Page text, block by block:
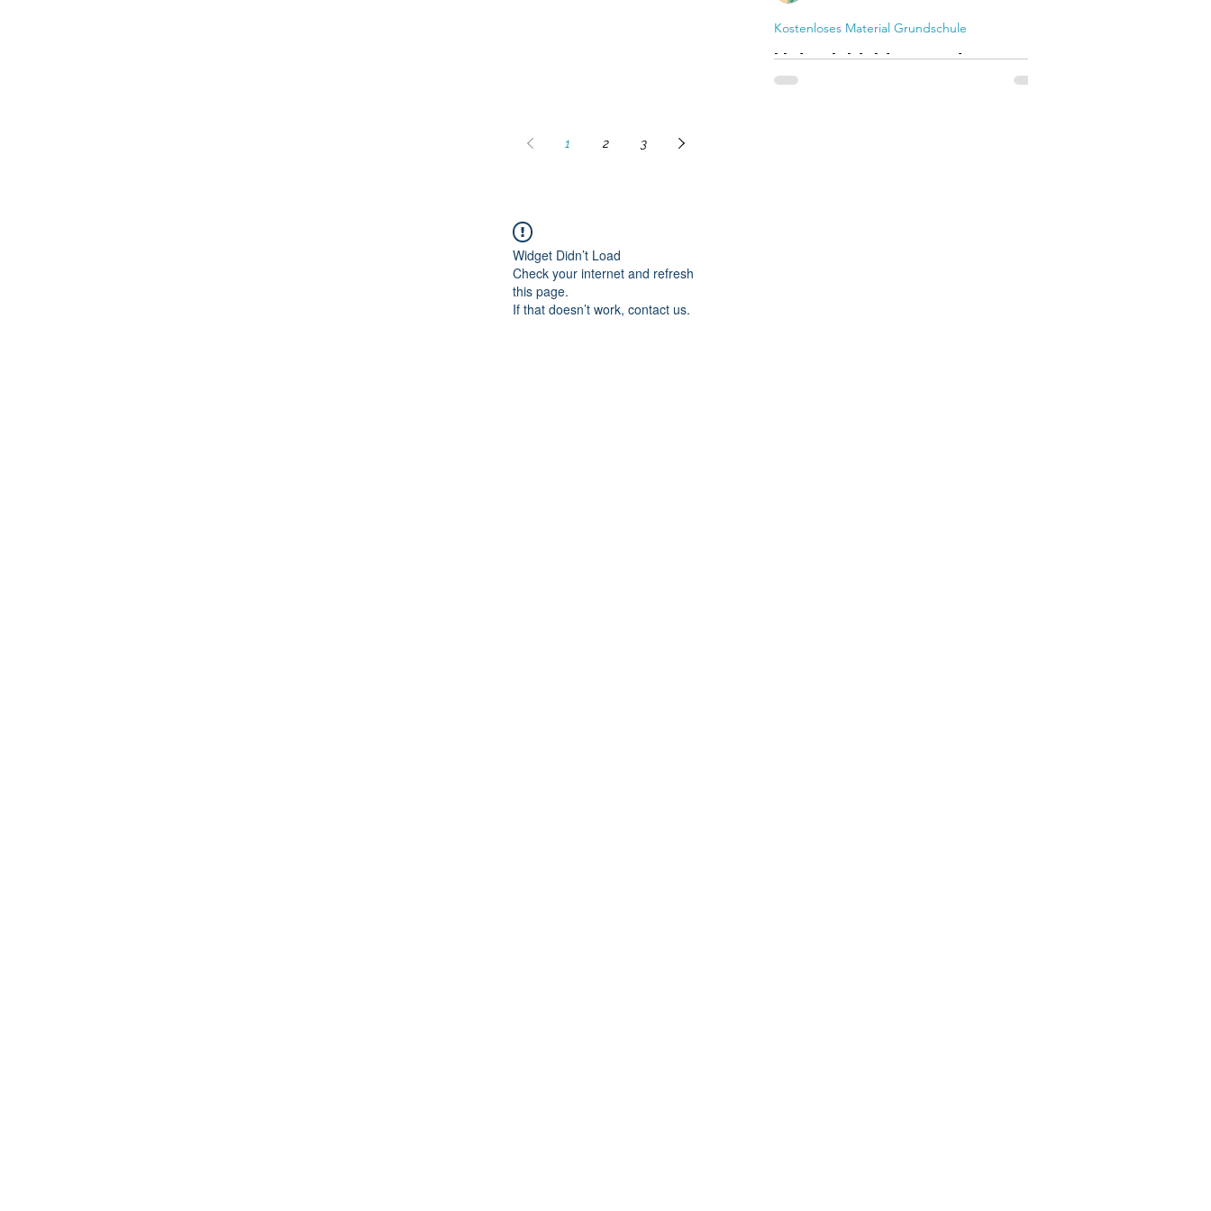
Unterrichtsideen und
kostenlose Materialien rund
Kostenloses Material Grundschule
1 2 3
Widget Didn’t Load
Check your internet and refresh
this page.
If that doesn’t work, contact us.